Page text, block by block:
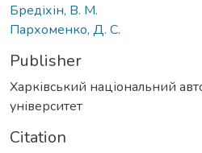
Бредіхін, В. М.
Пархоменко, Д. С.
Publisher
Харківський національний
університет
Citation